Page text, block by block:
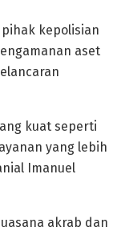
kepolisian
aset
kuat seperti
yang lebih
Imanuel
akrab dan